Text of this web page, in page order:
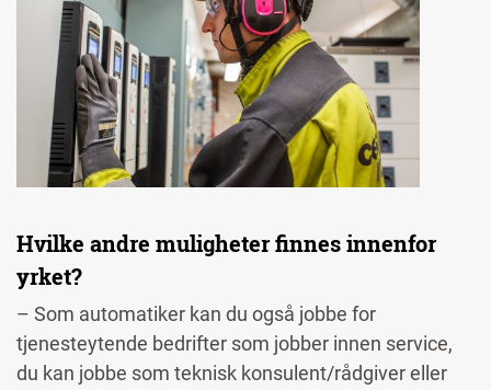
Hvilke andre muligheter finnes innenfor
yrket?
– Som automatiker kan du også jobbe for
tjenesteytende bedrifter som jobber innen service,
du kan jobbe som teknisk konsulent/rådgiver eller